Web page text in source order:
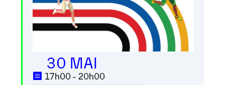
30 MAI
17h00 - 20h00